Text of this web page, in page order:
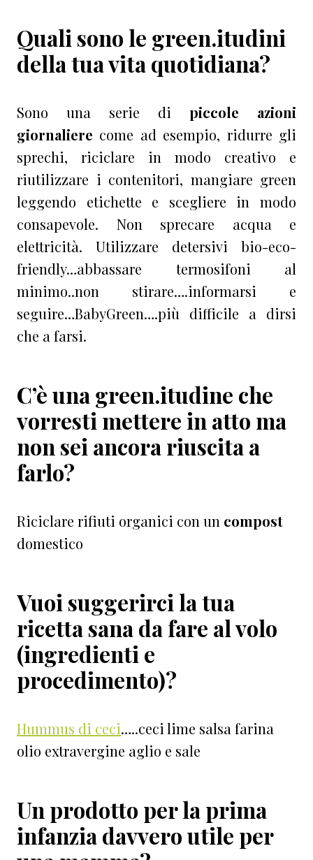
Quali sono le green.itudini
della tua vita quotidiana?
Sono una serie di piccole azioni
giornaliere come ad esempio, ridurre gli
sprechi, riciclare in modo creativo e
riutilizzare i contenitori, mangiare green
leggendo etichette e scegliere in modo
consapevole. Non sprecare acqua e
elettricità. Utilizzare detersivi bio-eco-
friendly…abbassare termosifoni al
minimo..non stirare….informarsi e
seguire…BabyGreen….più difficile a dirsi
che a farsi.
C’è una green.itudine che
vorresti mettere in atto ma
non sei ancora riuscita a
farlo?
Riciclare rifiuti organici con un compost
domestico
Vuoi suggerirci la tua
ricetta sana da fare al volo
(ingredienti e
procedimento)?
Hummus di ceci…..ceci lime salsa farina
olio extravergine aglio e sale
Un prodotto per la prima
infanzia davvero utile per